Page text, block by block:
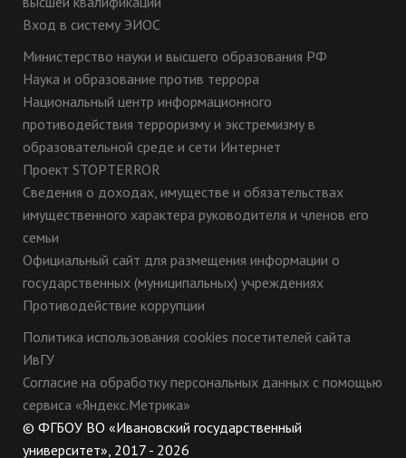
Вход в систему ЭИОС
Министерство науки и высшего образования РФ
Наука и образование против террора
Национальный центр информационного
противодействия терроризму и экстремизму в
образовательной среде и сети Интернет
Проект STOPTERROR
Сведения о доходах, имуществе и обязательствах
имущественного характера руководителя и членов его
семьи
Официальный сайт для размещения информации о
государственных (муниципальных) учреждениях
Противодействие коррупции
Политика использования cookies посетителей сайта
ИвГУ
Согласие на обработку персональных данных с помощью
сервиса «Яндекс.Метрика»
© ФГБОУ ВО «Ивановский государственный
университет», 2017 - 2026